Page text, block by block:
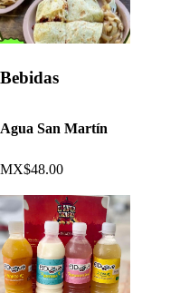
Bebidas
Agua San Martín
MX$48.00